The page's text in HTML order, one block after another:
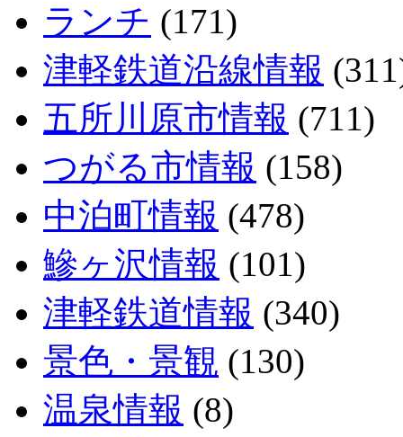
ランチ (171)
津軽鉄道沿線情報
五所川原市情報 (711)
つがる市情報 (158)
中泊町情報 (478)
鰺ヶ沢情報 (101)
津軽鉄道情報 (340)
景色・景観 (130)
温泉情報 (8)